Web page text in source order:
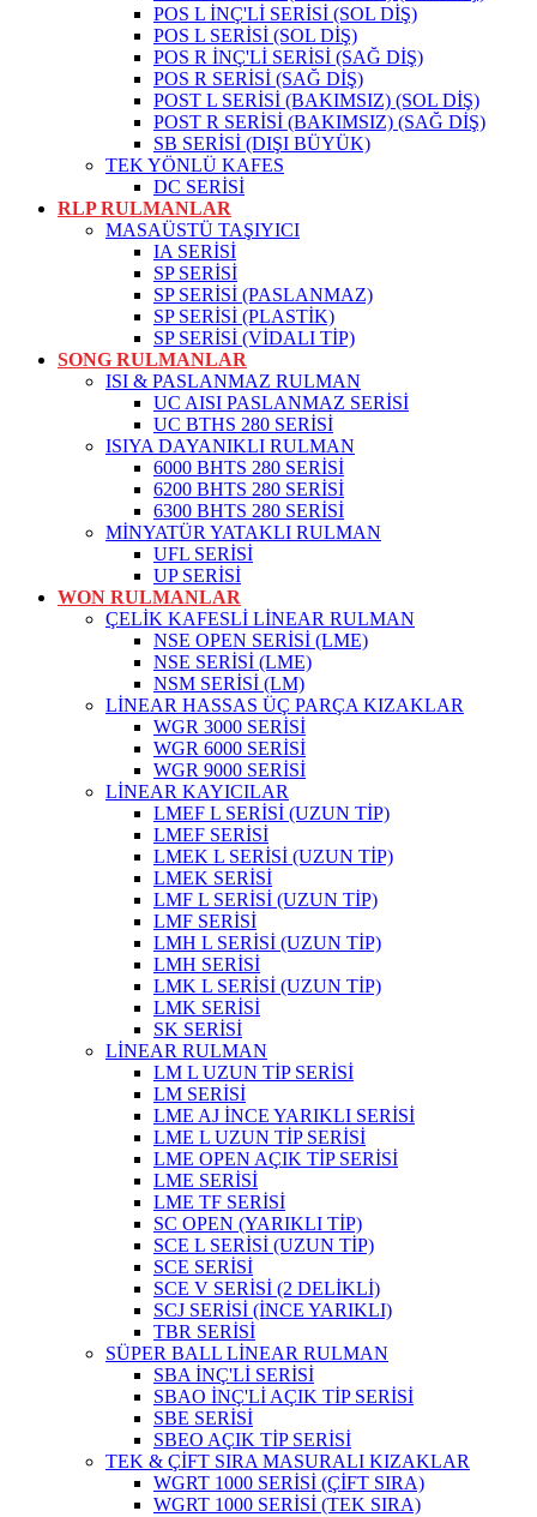
POS L İNÇ'Lİ SERİSİ (SOL DİŞ)
POS L SERİSİ (SOL DİŞ)
POS R İNÇ'Lİ SERİSİ (SAĞ DİŞ)
POS R SERİSİ (SAĞ DİŞ)
POST L SERİSİ (BAKIMSIZ) (SOL DİŞ)
POST R SERİSİ (BAKIMSIZ) (SAĞ DİŞ)
SB SERİSİ (DIŞI BÜYÜK)
TEK YÖNLÜ KAFES
DC SERİSİ
RLP RULMANLAR
MASAÜSTÜ TAŞIYICI
IA SERİSİ
SP SERİSİ
SP SERİSİ (PASLANMAZ)
SP SERİSİ (PLASTİK)
SP SERİSİ (VİDALI TİP)
SONG RULMANLAR
ISI & PASLANMAZ RULMAN
UC AISI PASLANMAZ SERİSİ
UC BTHS 280 SERİSİ
ISIYA DAYANIKLI RULMAN
6000 BHTS 280 SERİSİ
6200 BHTS 280 SERİSİ
6300 BHTS 280 SERİSİ
MİNYATÜR YATAKLI RULMAN
UFL SERİSİ
UP SERİSİ
WON RULMANLAR
ÇELİK KAFESLİ LİNEAR RULMAN
NSE OPEN SERİSİ (LME)
NSE SERİSİ (LME)
NSM SERİSİ (LM)
LİNEAR HASSAS ÜÇ PARÇA KIZAKLAR
WGR 3000 SERİSİ
WGR 6000 SERİSİ
WGR 9000 SERİSİ
LİNEAR KAYICILAR
LMEF L SERİSİ (UZUN TİP)
LMEF SERİSİ
LMEK L SERİSİ (UZUN TİP)
LMEK SERİSİ
LMF L SERİSİ (UZUN TİP)
LMF SERİSİ
LMH L SERİSİ (UZUN TİP)
LMH SERİSİ
LMK L SERİSİ (UZUN TİP)
LMK SERİSİ
SK SERİSİ
LİNEAR RULMAN
LM L UZUN TİP SERİSİ
LM SERİSİ
LME AJ İNCE YARIKLI SERİSİ
LME L UZUN TİP SERİSİ
LME OPEN AÇIK TİP SERİSİ
LME SERİSİ
LME TF SERİSİ
SC OPEN (YARIKLI TİP)
SCE L SERİSİ (UZUN TİP)
SCE SERİSİ
SCE V SERİSİ (2 DELİKLİ)
SCJ SERİSİ (İNCE YARIKLI)
TBR SERİSİ
SÜPER BALL LİNEAR RULMAN
SBA İNÇ'Lİ SERİSİ
SBAO İNÇ'Lİ AÇIK TİP SERİSİ
SBE SERİSİ
SBEO AÇIK TİP SERİSİ
TEK & ÇİFT SIRA MASURALI KIZAKLAR
WGRT 1000 SERİSİ (ÇİFT SIRA)
WGRT 1000 SERİSİ (TEK SIRA)